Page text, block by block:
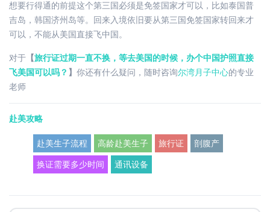
想要行得通的前提这个第三国必须是免签国家才可以，比如泰国普
吉岛，韩国济州岛等。回来入境依旧要从第三国免签国家转回来才
可以，不能从美国直接飞中国。
对于 【旅行证过期一直不换，等去美国的时候，办个中国护照直接
飞美国可以吗？ 】 你还有什么疑问，随时咨询尔湾月子中心的专业
老师
赴美攻略
赴美生子流程 高龄赴美生子 旅行证 剖腹产
换证需要多少时间 通讯设备